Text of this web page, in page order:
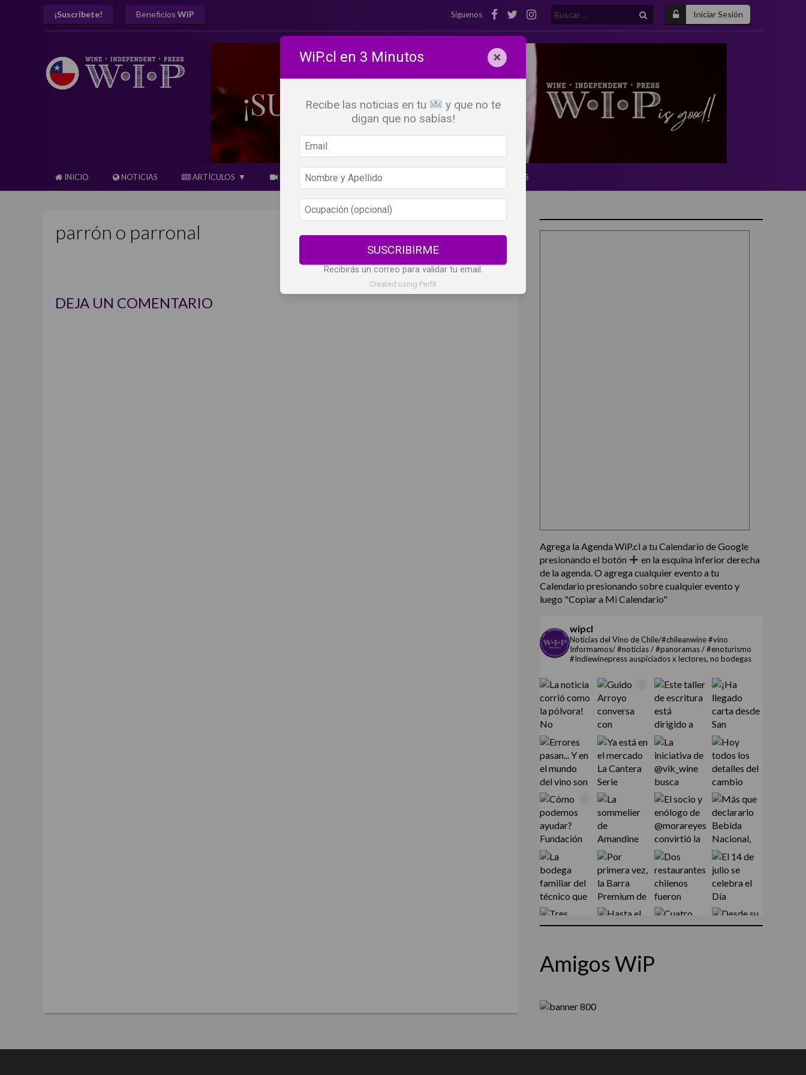
Iniciar Sesión
¡Suscribete! Beneficios WiP Buscar:
Síguenos
INICIO NOTICIAS ARTÍCULOS BEBER X LOS OJOS GLOSARIO DEL VINO PANORAMAS
parrón o parronal
Comparte
DEJA UN COMENTARIO
Agrega la Agenda WiP.cl a tu Calendario de Google
presionando el botón
en la esquina inferior derecha
de la agenda. O agrega cualquier evento a tu
Calendario presionando sobre cualquier evento y
luego "Copiar a Mi Calendario"
wipcl
Noticias del Vino de Chile/#chileanwine #vino
Informamos/ #noticias / #panoramas / #enoturismo
#Indiewinepress auspiciados x lectores, no bodegas
Amigos WiP
WiP.cl en 3 Minutos ×
Recibe las noticias en tu
y que no te
digan que no sabías!
SUSCRIBIRME
Recibirás un correo para validar tu email.
Created using Perfit